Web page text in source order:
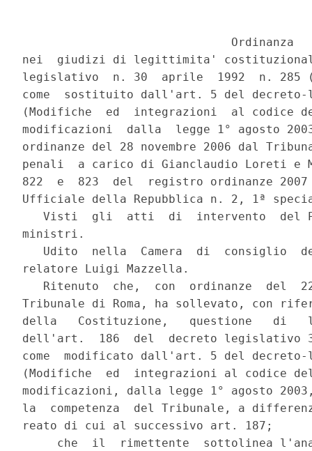
                              Ordinanza
nei  giudizi di legittimita'
legislativo  n. 30  aprile  1992  n. 285
come  sostituito dall'art. 5 del decreto-
(Modifiche  ed  integrazioni  al codice
modificazioni  dalla  legge 1° agosto
ordinanze del 28 novembre 2006 dal
penali  a carico di Gianclaudio Loreti
822  e  823  del  registro ordinanze
Ufficiale della Repubblica n. 2, 1ª
Visti  gli  atti  di  intervento  del
ministri.
Udito  nella  Camera  di  consiglio
relatore Luigi Mazzella.
Ritenuto  che,  con  ordinanze  del
Tribunale di Roma, ha sollevato, con
della   Costituzione,   questione   di
dell'art.  186  del  decreto legislativo
come  modificato dall'art. 5 del decreto-
(Modifiche  ed  integrazioni al codice
modificazioni, dalla legge 1° agosto
la  competenza  del Tribunale, a
reato di cui al successivo art. 187;
che  il  rimettente  sottolinea